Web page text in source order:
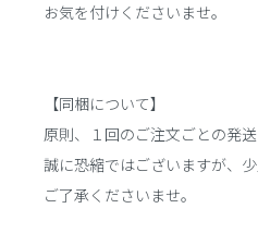
お気を付けくださいませ。
【同梱について】
原則、１回のご注文ごとの発
誠に恐縮ではございますが、
ご了承くださいませ。